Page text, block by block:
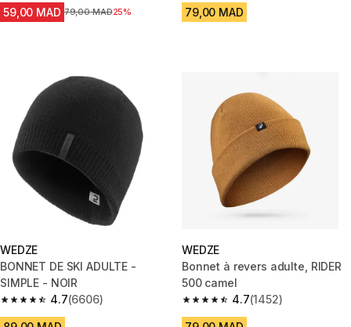
59,00 MAD Prix avant la réduction
79,00 MAD25% 79,00 MAD
WEDZE
BONNET DE SKI ADULTE -
SIMPLE - NOIR
4.7
4.7 out of 5 stars from 6606 reviews
(6606)
WEDZE
Bonnet à revers adulte, RIDER
500 camel
4.7
4.7 out of 5 stars from 1452
(1452)